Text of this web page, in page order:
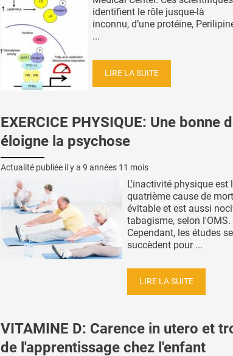
identifient le rôle jusque-là
inconnu, d’une protéine,
...
LIRE LA SUITE
EXERCICE PHYSIQUE: Une bonne
éloigne la psychose
Actualité publiée il y a 9 années 11 mois
L'inactivité physique est
quatrième cause de
évitable et est aussi
tabagisme, selon l'OMS.
Cependant, les études se
succèdent pour ...
LIRE LA SUITE
VITAMINE D: Carence in utero et
de l'apprentissage chez l'enfant